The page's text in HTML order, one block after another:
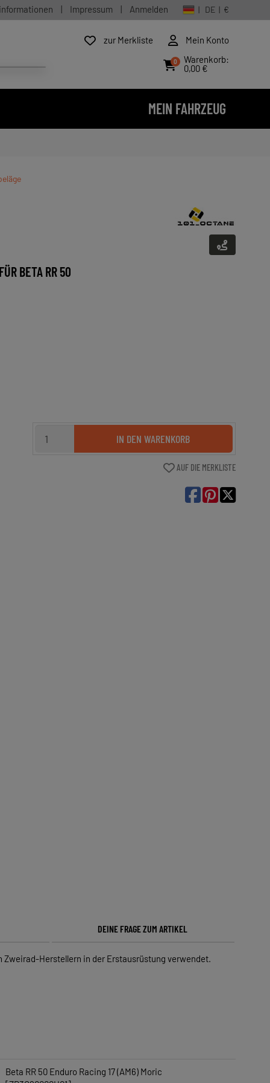
| Impressum | Anmelden | DE | €
zur Merkliste Mein Konto
0
Warenkorb:
0,00 €
MEIN FAHRZEUG
BETA RR 50
IN DEN WARENKORB
AUF DIE MERKLISTE

DEINE FRAGE ZUM ARTIKEL
Herstellern in der Erstausrüstung verwendet.
Beta RR 50 Enduro Racing 17 (AM6) Moric